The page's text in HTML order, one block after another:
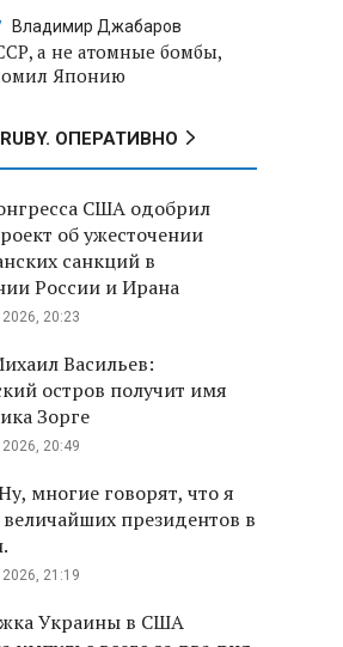
Владимир Джабаров
а не атомные бомбы,
Японию
ОПЕРАТИВНО
США одобрил
об ужесточении
санкций в
России и Ирана
2026, 20:23
Васильев:
остров получит имя
Зорге
2026, 20:49
многие говорят, что я
президентов в
2026, 21:19
Украины в США